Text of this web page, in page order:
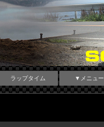
ラップタイム ▼メニュー